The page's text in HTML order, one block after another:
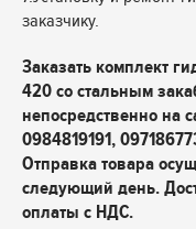
заказчику.
Заказать комплект
420 со стальным
непосредственно на
0984819191,
Отправка товара
следующий день.
оплаты с НДС.